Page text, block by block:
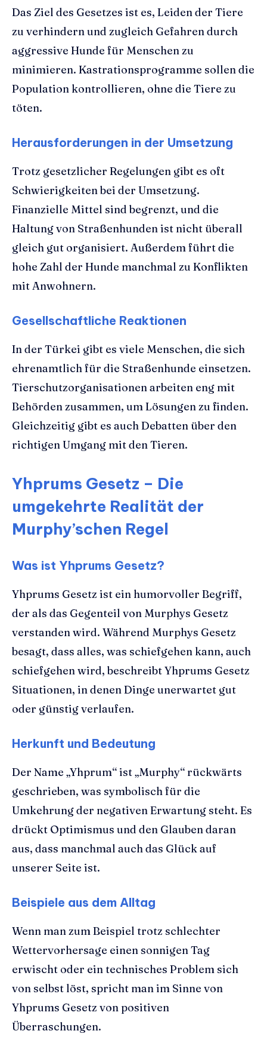
Das Ziel des Gesetzes ist es, Leiden der Tiere
zu verhindern und zugleich Gefahren durch
aggressive Hunde für Menschen zu
minimieren. Kastrationsprogramme sollen die
Population kontrollieren, ohne die Tiere zu
töten.
Herausforderungen in der Umsetzung
Trotz gesetzlicher Regelungen gibt es oft
Schwierigkeiten bei der Umsetzung.
Finanzielle Mittel sind begrenzt, und die
Haltung von Straßenhunden ist nicht überall
gleich gut organisiert. Außerdem führt die
hohe Zahl der Hunde manchmal zu Konflikten
mit Anwohnern.
Gesellschaftliche Reaktionen
In der Türkei gibt es viele Menschen, die sich
ehrenamtlich für die Straßenhunde einsetzen.
Tierschutzorganisationen arbeiten eng mit
Behörden zusammen, um Lösungen zu finden.
Gleichzeitig gibt es auch Debatten über den
richtigen Umgang mit den Tieren.
Yhprums Gesetz – Die
umgekehrte Realität der
Murphy’schen Regel
Was ist Yhprums Gesetz?
Yhprums Gesetz ist ein humorvoller Begriff,
der als das Gegenteil von Murphys Gesetz
verstanden wird. Während Murphys Gesetz
besagt, dass alles, was schiefgehen kann, auch
schiefgehen wird, beschreibt Yhprums Gesetz
Situationen, in denen Dinge unerwartet gut
oder günstig verlaufen.
Herkunft und Bedeutung
Der Name „Yhprum“ ist „Murphy“ rückwärts
geschrieben, was symbolisch für die
Umkehrung der negativen Erwartung steht. Es
drückt Optimismus und den Glauben daran
aus, dass manchmal auch das Glück auf
unserer Seite ist.
Beispiele aus dem Alltag
Wenn man zum Beispiel trotz schlechter
Wettervorhersage einen sonnigen Tag
erwischt oder ein technisches Problem sich
von selbst löst, spricht man im Sinne von
Yhprums Gesetz von positiven
Überraschungen.